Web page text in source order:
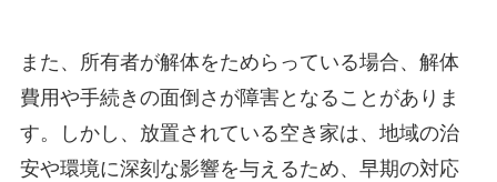
また、所有者が解体をためらっている場合、解体
費用や手続きの面倒さが障害となることがありま
す。しかし、放置されている空き家は、地域の治
安や環境に深刻な影響を与えるため、早期の対応